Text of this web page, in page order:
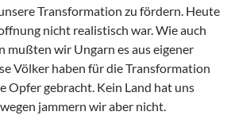
Transformation zu fördern. Heute
nicht realistisch war. Wie auch
mußten wir Ungarn es aus eigener
Völker haben für die Transformation
Opfer gebracht. Kein Land hat uns
jammern wir aber nicht.